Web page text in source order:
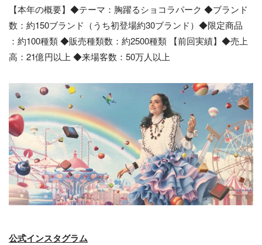
【本年の概要】◆テーマ：胸躍るショコラパーク ◆ブランド
数：約150ブランド（うち初登場約30ブランド）◆限定商品
：約100種類 ◆販売種類数：約2500種類 【前回実績】◆売上
高：21億円以上 ◆来場客数：50万人以上
公式インスタグラム